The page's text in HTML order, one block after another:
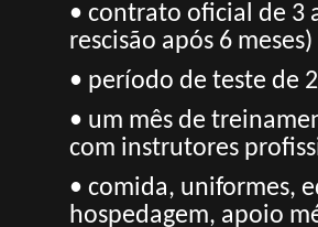
• contrato oficial de 3
rescisão após 6 meses)
• período de teste de
• um mês de
com instrutores
• comida, uniformes,
hospedagem, apoio